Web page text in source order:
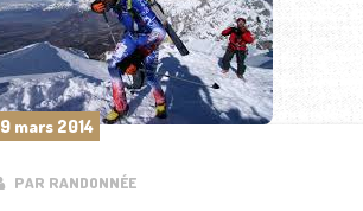
9 mars 2014
PAR RANDONNÉE